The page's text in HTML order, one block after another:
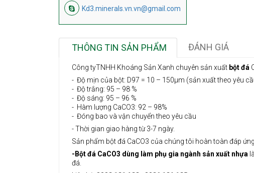
Kd3.minerals.vn.vn@gmail.com
THÔNG TIN SẢN PHẨM ĐÁNH GIÁ
Công tyTNHH Khoáng Sản Xanh chuyên sản xuất bộtđá
- Độ mịn của bột: D97 = 10 – 150µm (sản xuất theo yêu
- Độ trắng: 95 – 98 %
- Độ sáng: 95 – 96 %
- Hàm lượng CaCO3: 92 – 98%
- Đóng bao và vận chuyển theo yêu cầu
- Thời gian giao hàng từ 3-7 ngày.
Sản phẩm bột đá CaCO3 của chúng tôi hoàn toàn đáp
-Bột đá CaCO3 dùng làm phụ gia ngành sản xuất nhựa
đá.